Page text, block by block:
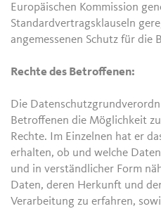
Europäischen Kommission
Standardvertragsklauseln
angemessenen Schutz für die
Rechte des Betroffenen:
Die
Betroffenen die Möglichkeit
Rechte. Im Einzelnen hat er
erhalten, ob und welche
und in verständlicher Form
Daten, deren Herkunft und
Verarbeitung zu erfahren,